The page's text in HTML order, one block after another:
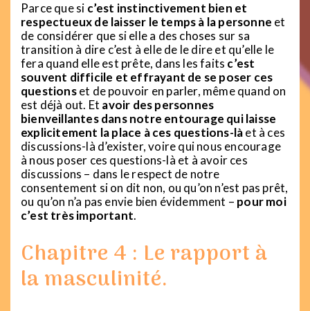
Parce que si c’est instinctivement bien et
respectueux de laisser le temps à la personne et
de considérer que si elle a des choses sur sa
transition à dire c’est à elle de le dire et qu’elle le
fera quand elle est prête, dans les faits c’est
souvent difficile et effrayant de se poser ces
questionset de pouvoir en parler, même quand on
est déjà out. Et avoir des personnes
bienveillantes dans notre entourage qui laisse
explicitement la place à ces questions-làet à ces
discussions-là d’exister, voire qui nous encourage
à nous poser ces questions-là et à avoir ces
discussions – dans le respect de notre
consentement si on dit non, ou qu’on n’est pas prêt,
ou qu’on n’a pas envie bien évidemment – pour moi
c’est très important.
Chapitre 4 : Le rapport à
la masculinité.